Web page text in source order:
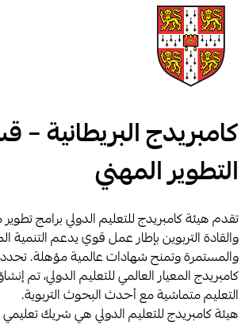
كامبريدج البريطانية
التطوير المهني
تقدم هيئة كامبريدج للتعليم الدولي برامج
والقادة التربوين بإطار عمل قوي يدعم التنمية
والمستمرة وتمنح شهادات عالمية مؤهلة.
كامبريدج المعيار العالمي للتعليم الدولي، تم
التعليم متماشية مع أحدث البحوث التربوية.
هيئة كامبريدج للتعليم الدولي هي شريك